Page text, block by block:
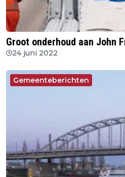
Groot onderhoud aan John
24 juni 2022
Gemeenteberichten